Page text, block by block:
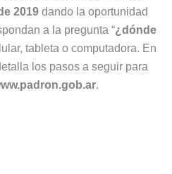
2019 dando la oportunidad
a la pregunta “¿dónde
tableta o computadora. En
los pasos a seguir para
.